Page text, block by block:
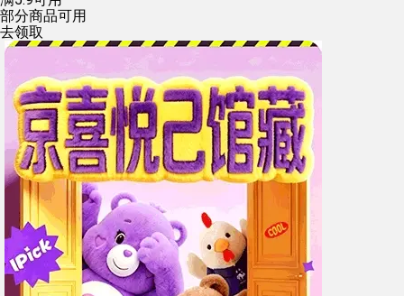
部分商品可用
去领取